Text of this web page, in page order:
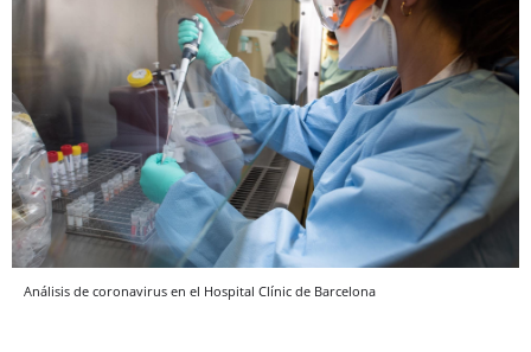
Análisis de coronavirus en el Hospital Clínic de Barcelona